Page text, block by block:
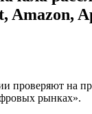
Amazon,
проверяют на
рынках».